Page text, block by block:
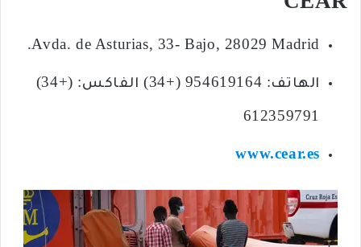
CEAR
Avda. de Asturias, 33- Bajo, 28029 Madrid.
الهاتف: 954619164 (+34) الفاكس: (+34)
612359791
www.cear.es